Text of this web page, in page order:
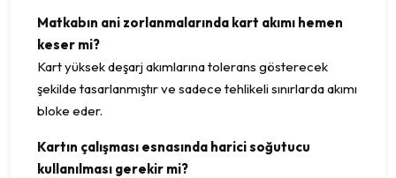
Matkabın ani zorlanmalarında kart akımı hemen
keser mi?
Kart yüksek deşarj akımlarına tolerans gösterecek
şekilde tasarlanmıştır ve sadece tehlikeli sınırlarda akımı
bloke eder.
Kartın çalışması esnasında harici soğutucu
kullanılması gerekir mi?